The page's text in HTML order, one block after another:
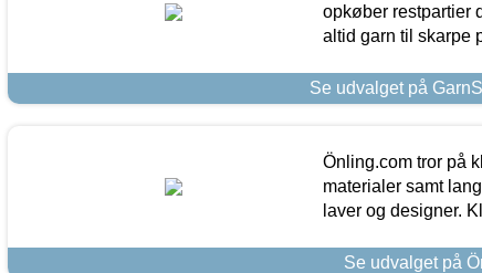
opkøber restpartier
altid garn til skarpe
Se udvalget på
Önling.com tror på
materialer samt
laver og designer.
Se udvalget på